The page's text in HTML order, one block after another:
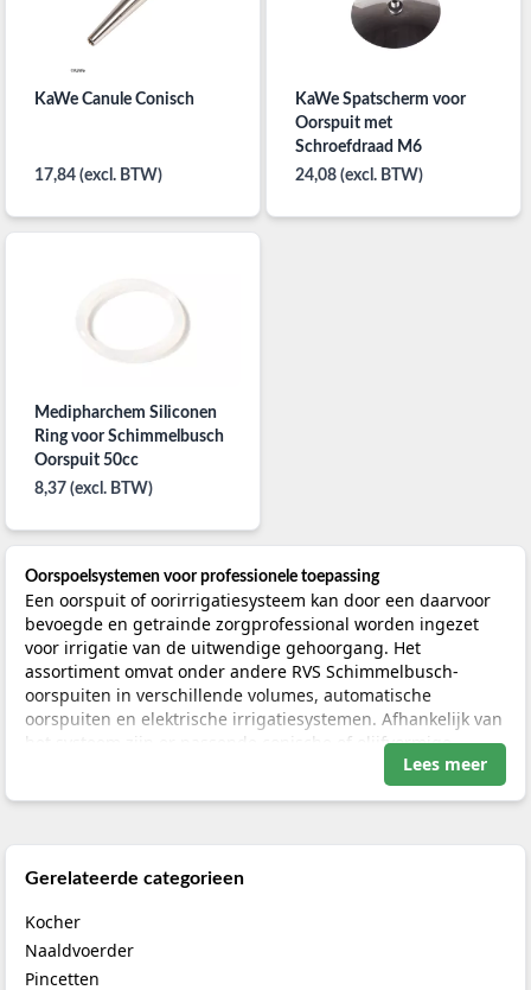
Gerelateerde categorieen
Kocher
Naaldvoerder
Pincetten
KaWe Canule Conisch
17,84 (excl. BTW)
KaWe Spatscherm voor
Oorspuit met
Schroefdraad M6
24,08 (excl. BTW)
Medipharchem Siliconen
Ring voor Schimmelbusch
Oorspuit 50cc
8,37 (excl. BTW)
Oorspoelsystemen voor professionele toepassing
Een oorspuit of oorirrigatiesysteem kan door een daarvoor
bevoegde en getrainde zorgprofessional worden ingezet
voor irrigatie van de uitwendige gehoorgang. Het
assortiment omvat onder andere RVS Schimmelbusch-
oorspuiten in verschillende volumes, automatische
oorspuiten en elektrische irrigatiesystemen. Afhankelijk van
het systeem zijn er passende conische of olijfvormige
canules, handvatbevestigingen, glascilinders en slangen
belang. Controleer altijd of een canule, slang, oortip of
en model oorspuit. Gebruik uitsluitend onderdelen die
volgens de productinformatie met elkaar compatibel zijn.
Lees meer